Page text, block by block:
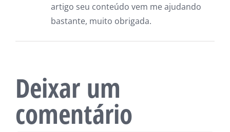
artigo seu conteúdo vem me ajudando
bastante, muito obrigada.
Deixar um
comentário